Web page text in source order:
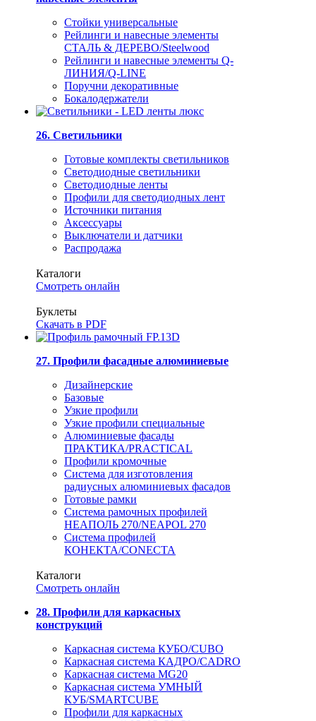
Стойки универсальные
Рейлинги и навесные элементы
СТАЛЬ & ДЕРЕВО/Steelwood
Рейлинги и навесные элементы Q-
ЛИНИЯ/Q-LINE
Поручни декоративные
Бокалодержатели
26. Светильники
Готовые комплекты светильников
Светодиодные светильники
Светодиодные ленты
Профили для светодиодных лент
Источники питания
Аксессуары
Выключатели и датчики
Распродажа
Каталоги
Смотреть онлайн
Буклеты
Скачать в PDF
27. Профили фасадные алюминиевые
Дизайнерские
Базовые
Узкие профили
Узкие профили специальные
Алюминиевые фасады
ПРАКТИКА/PRACTICAL
Профили кромочные
Система для изготовления
радиусных алюминиевых фасадов
Готовые рамки
Система рамочных профилей
НЕАПОЛЬ 270/NEAPOL 270
Система профилей
КОНЕКТА/CONECTA
Каталоги
Смотреть онлайн
28. Профили для каркасных
конструкций
Каркасная система КУБО/CUBO
Каркасная система КАДРО/CADRO
Каркасная система MG20
Каркасная система УМНЫЙ
КУБ/SMARTCUBE
Профили для каркасных